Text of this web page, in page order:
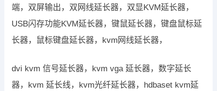
端，双屏输出，双网线延长器，双显KVM延长器，
USB闪存功能KVM延长器，键鼠延长器，键盘鼠标延
长器，鼠标键盘延长器，kvm网线延长器，
dvi kvm 信号延长器，kvm vga 延长器，数字延长
器，kvm 延长线，kvm光纤延长器，hdbaset kvm延